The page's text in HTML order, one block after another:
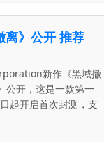
离》公开 推荐
新作《黑域撤
公开，这是一款第一
起开启首次封测，支